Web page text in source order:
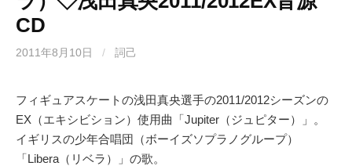
CD
2011年8月10日 / 詞己
フィギュアスケートの浅田真央選手の2011/2012シーズンの
EX（エキシビション）使用曲「Jupiter（ジュピター）」。
イギリスの少年合唱団（ボーイズソプラノグループ）
「Libera（リベラ）」の歌。